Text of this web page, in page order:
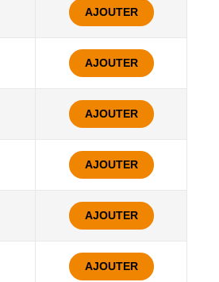
AJOUTER
AJOUTER
AJOUTER
AJOUTER
AJOUTER
AJOUTER